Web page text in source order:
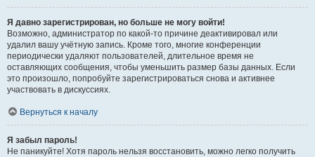
Я давно зарегистрирован, но больше не могу войти!
Возможно, администратор по какой-то причине деактивировал или
удалил вашу учётную запись. Кроме того, многие конференции
периодически удаляют пользователей, длительное время не
оставляющих сообщения, чтобы уменьшить размер базы данных. Если
это произошло, попробуйте зарегистрироваться снова и активнее
участвовать в дискуссиях.
Вернуться к началу
Я забыл пароль!
Не паникуйте! Хотя пароль нельзя восстановить, можно легко получить